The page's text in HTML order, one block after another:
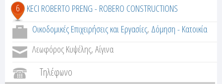
6
KECI ROBERTO PRENG - ROBERO CONSTRUCTIONS
Οικοδομικές Επιχειρήσεις και Εργασίες, Δόμηση - Κατοικία
Λεωφόρος Κυψέλης, Αίγινα
Τηλέφωνο